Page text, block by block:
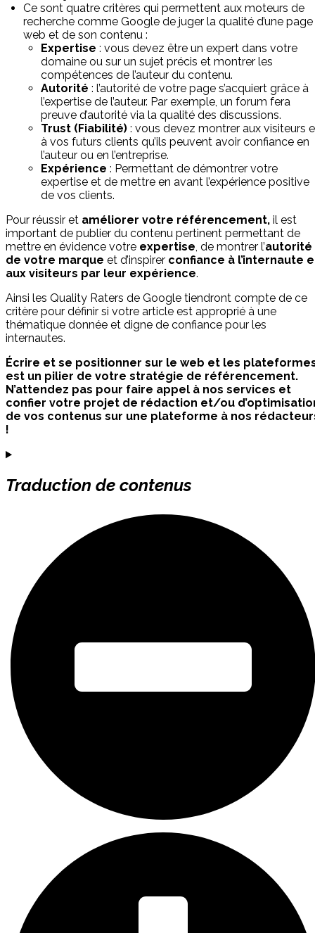
Ce sont quatre critères qui permettent aux moteurs de
recherche comme Google de juger la qualité d’une page
web et de son contenu :
Expertise : vous devez être un expert dans votre
domaine ou sur un sujet précis et montrer les
compétences de l’auteur du contenu.
Autorité : l’autorité de votre page s’acquiert grâce à
l’expertise de l’auteur. Par exemple, un forum fera
preuve d’autorité via la qualité des discussions.
Trust (Fiabilité) : vous devez montrer aux visiteurs
à vos futurs clients qu’ils peuvent avoir confiance en
l’auteur ou en l’entreprise.
Expérience : Permettant de démontrer votre
expertise et de mettre en avant l’expérience positive
de vos clients.
Pour réussir et améliorer votre référencement, il est
important de publier du contenu pertinent permettant de
mettre en évidence votre expertise, de montrer l’autorité
de votre marque et d’inspirer confiance à l’internaute
aux visiteurs par leur expérience.
Ainsi les Quality Raters de Google tiendront compte de ce
critère pour définir si votre article est approprié à une
thématique donnée et digne de confiance pour les
internautes.
Écrire et se positionner sur le web et les
est un pilier de votre stratégie de référencement.
N’attendez pas pour faire appel à nos services et
confier votre projet de rédaction et/ou
de vos contenus sur une plateforme à nos
!
Traduction de contenus